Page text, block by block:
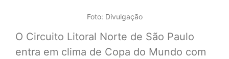
Foto: Divulgação
O Circuito Litoral Norte de São Paulo
entra em clima de Copa do Mundo com